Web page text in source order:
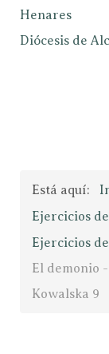
Henares
Diócesis de
Está aquí:
Ejercicios
Ejercicios
El demonio
Kowalska 9